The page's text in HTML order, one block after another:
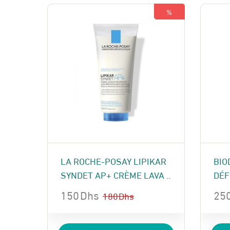
409 Dhs.
380 Dhs.
%
LA ROCHE-POSAY LIPIKAR
SYNDET AP+ CRÈME LAVA ..
180Dhs
prix
150Dhs
prix